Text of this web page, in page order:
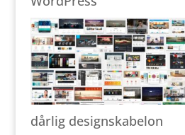
dårlig designskabelon